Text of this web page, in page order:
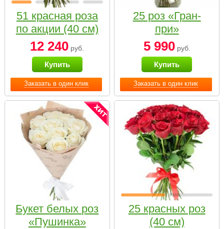
Заказать в один клик
51 красная роза
по акции (40 см)
12 240 руб.
Купить
Заказать в один клик
25 роз «Гран-
при»
5 990руб.
Купить
Букет белых роз
«Пушинка»
25 красных роз
(40 см)